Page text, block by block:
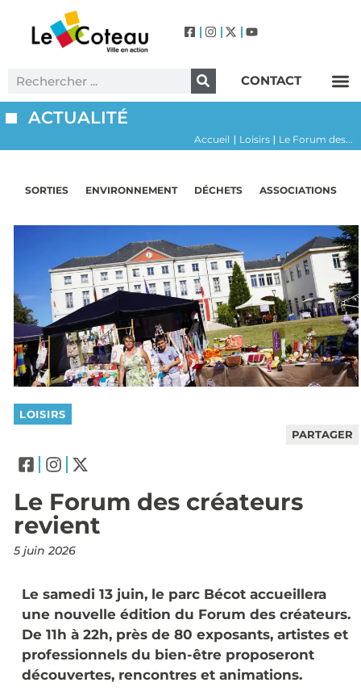
CONTACT
ACTUALITÉ
Accueil | Loisirs | Le Forum des...
SORTIES ENVIRONNEMENT DÉCHETS ASSOCIATIONS
LOISIRS
PARTAGER
Le Forum des créateurs
revient
5 juin 2026
Le samedi 13 juin, le parc Bécot accueillera
une nouvelle édition du Forum des créateurs.
De 11h à 22h, près de 80 exposants, artistes et
professionnels du bien-être proposeront
découvertes, rencontres et animations.